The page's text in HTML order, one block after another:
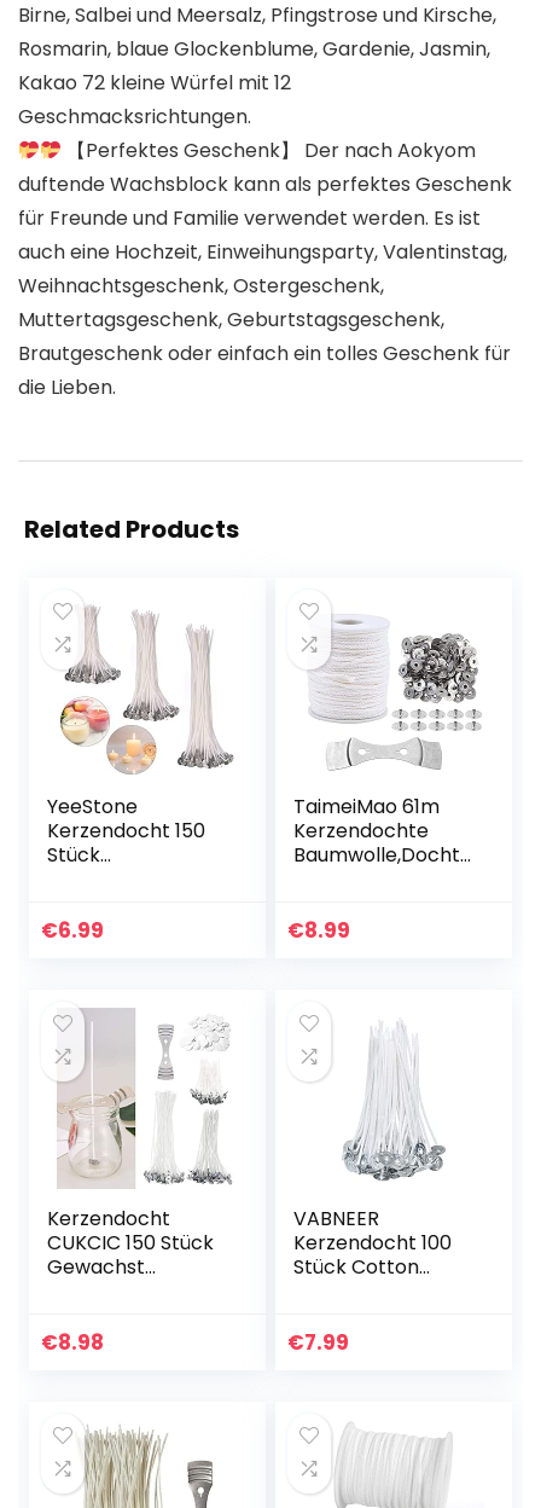
Birne, Salbei und Meersalz, Pfingstrose und Kirsche,
Rosmarin, blaue Glockenblume, Gardenie, Jasmin,
Kakao 72 kleine Würfel mit 12
Geschmacksrichtungen.
【Perfektes Geschenk】 Der nach Aokyom
duftende Wachsblock kann als perfektes Geschenk
für Freunde und Familie verwendet werden. Es ist
auch eine Hochzeit, Einweihungsparty, Valentinstag,
Weihnachtsgeschenk, Ostergeschenk,
Muttertagsgeschenk, Geburtstagsgeschenk,
Brautgeschenk oder einfach ein tolles Geschenk für
die Lieben.
Related Products
YeeStone
Kerzendocht 150
Stück
Candle Wick in 3
€6.99
TaimeiMao 61m
Kerzendochte
Baumwolle,Dochte
e
cht…
€8.99
Kerzendocht
CUKCIC 150 Stück
Gewachst
Dochthalter
€8.98
VABNEER
Kerzendocht 100
Stück Cotton
Kerzenherstellung
€7.99